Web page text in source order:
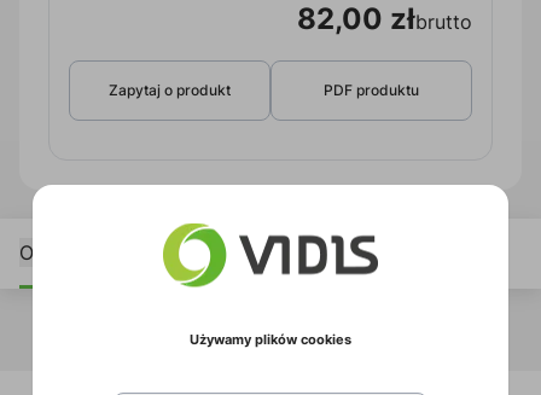
82,00 złbrutto
Zapytaj o produkt PDF produktu
Opis
Używamy plików cookies